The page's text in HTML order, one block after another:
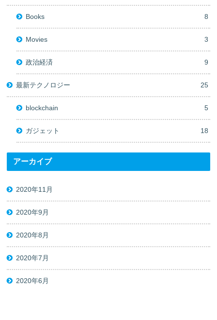
Books 8
Movies 3
政治経済 9
最新テクノロジー 25
blockchain 5
ガジェット 18
アーカイブ
2020年11月
2020年9月
2020年8月
2020年7月
2020年6月